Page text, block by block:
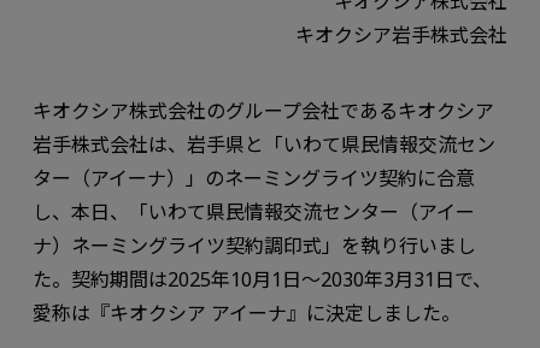
キオクシア岩手株式会社
キオクシア株式会社のグループ会社であるキオクシア
岩手株式会社は、岩手県と「いわて県民情報交流セン
ター（アイーナ）」のネーミングライツ契約に合意
し、本日、「いわて県民情報交流センター（アイー
ナ）ネーミングライツ契約調印式」を執り行いまし
た。契約期間は2025年10月1日～2030年3月31日で、
愛称は『キオクシア アイーナ』に決定しました。